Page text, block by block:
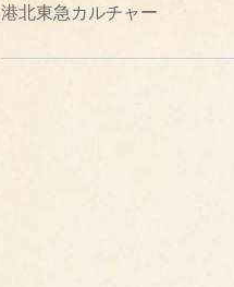
港北東急カルチャー